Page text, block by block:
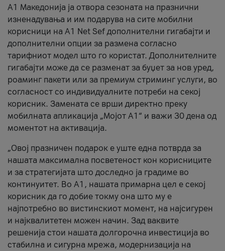
А1 Македонија ја отвора сезоната на празнични
изненадувања и им подарува на сите мобилни
корисници на A1 Net Sef дополнителни гигабајти и
дополнителни опции за размена согласно
тарифниот модел што го користат. Дополнителните
гигабајти може да се разменат за буџет за нов уред,
роаминг пакети или за премиум стриминг услуги, во
согласност со индивидуалните потреби на секој
корисник. Замената се врши директно преку
мобилната апликација „Мојот А1“ и важи 30 дена од
моментот на активација.
„Овој празничен подарок е уште една потврда за
нашата максимална посветеност кон корисниците
и за стратегијата што доследно ја градиме во
континуитет. Во А1, нашата примарна цел е секој
корисник да го добие токму она што му е
најпотребно во вистинскиот момент, на најсигурен
и најквалитетен можен начин. Зад ваквите
решенија стои нашата долгорочна инвестиција во
стабилна и сигурна мрежа, модернизација на